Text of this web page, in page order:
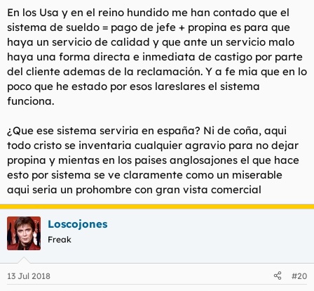
En los Usa y en el reino hundido me han contado que el
sistema de sueldo = pago de jefe + propina es para que
haya un servicio de calidad y que ante un servicio malo
haya una forma directa e inmediata de castigo por parte
del cliente ademas de la reclamación. Y a fe mia que en lo
poco que he estado por esos lareslares el sistema
funciona.
¿Que ese sistema serviria en españa? Ni de coña, aqui
todo cristo se inventaria cualquier agravio para no dejar
propina y mientas en los paises anglosajones el que hace
esto por sistema se ve claramente como un miserable
aqui seria un prohombre con gran vista comercial
Loscojones
Freak
13 Jul 2018 #20